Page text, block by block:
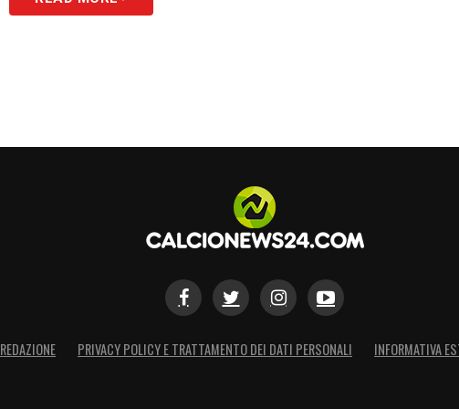
REDAZIONE PRIVACY POLICY E TRATTAMENTO DEI DATI PERSONALI INFORMATIVA